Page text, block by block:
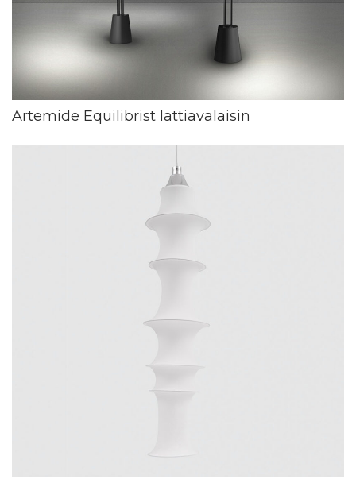
Artemide Equilibrist lattiavalaisin